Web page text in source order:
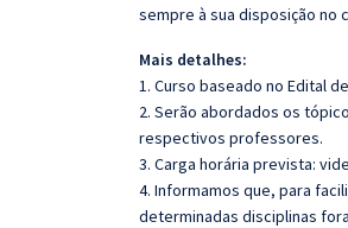
sempre à sua disposição no
Mais detalhes:
1. Curso baseado no Edital
2. Serão abordados os
respectivos professores.
3. Carga horária prevista:
4. Informamos que, para
determinadas disciplinas